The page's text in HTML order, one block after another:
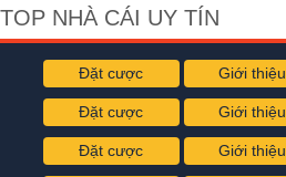
TOP NHÀ CÁI UY TÍN
Đặt cược Giới thiệu
Đặt cược Giới thiệu
Đặt cược Giới thiệu